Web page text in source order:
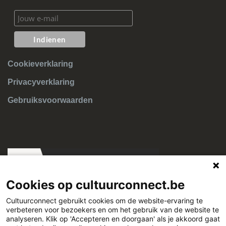
in de lijst
Hoe gaat het bibliotheeksysteem om met klassen,
leerkrachten, en leerlingen?
Ik wil een lener herinschrijven maar de knop Inschrijven is
Cookieverklaring
Privacyverklaring
Gebruiksvoorwaarden
Cultuurconnect
Cookies op cultuurconnect.be
Cultuurconnect gebruikt cookies om de website-ervaring te
verbeteren voor bezoekers en om het gebruik van de website te
analyseren. Klik op 'Accepteren en doorgaan' als je akkoord gaat